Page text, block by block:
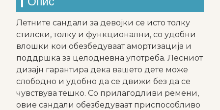
Летните сандали за девојки се исто толку
стилски, толку и функционални, со удобни
влошки кои обезбедуваат амортизација и
поддршка за целодневна употреба. Лесниот
дизајн гарантира дека вашето дете може
слободно и удобно да се движи без да се
чувствува тешко. Со прилагодливи ремени,
овие сандали обезбедуваат приспособливо